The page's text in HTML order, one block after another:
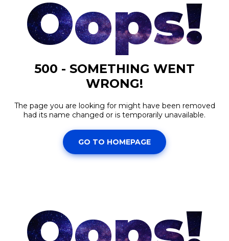
Cuộc sống đó đây
Multimedia
Ảnh
E-Magazine